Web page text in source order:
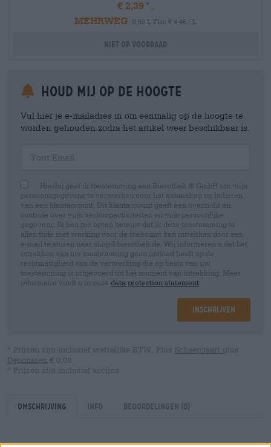
€ 2,39
MEHRWEG
0,50 L Fles € 4,46 / L
Niet op voorraad
Houd mij op de hoogte
Vul hier je e-mailadres in om eenmalig op de hoogte te
worden gehouden zodra het artikel weer beschikbaar is.
Hierbij geef ik toestemming aan Bierothek ® GmbH om mijn
persoonsgegevens te verwerken voor het aanmaken en beheren
van een klantaccount. Dit klantaccount geeft een overzicht en
controle over mijn verkoopactiviteiten en mijn persoonlijke
gegevens. Ik ben me ervan bewust dat ik deze toestemming te
allen tijde met werking voor de toekomst kan intrekken door een
e-mail te sturen naar shop@bierothek.de. Wij informeren u dat het
intrekken van uw toestemming geen invloed heeft op de
rechtmatigheid van de verwerking die op basis van uw
toestemming is uitgevoerd tot het moment van intrekking. Meer
informatie vindt u in onze data protection statement
Inschrijven
* Prijzen zijn inclusief wettelijke BTW. Plus Scheepvaart plus
Deponeren € 0,08
* Prijzen zijn inclusief accijns
Omschrijving Info Beoordelingen (0)